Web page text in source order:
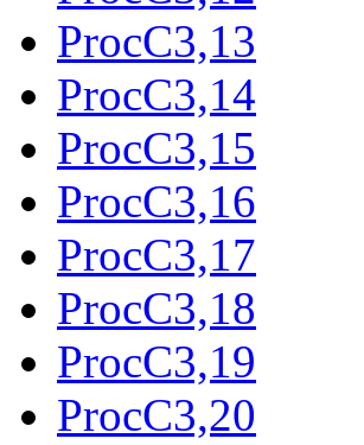
ProcC3,13
ProcC3,14
ProcC3,15
ProcC3,16
ProcC3,17
ProcC3,18
ProcC3,19
ProcC3,20